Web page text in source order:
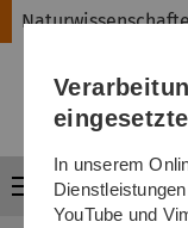
Menü
In unserem
YouTube und